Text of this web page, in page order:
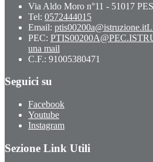
Via Aldo Moro n°11 - 51017
Tel: 0572444015
Email: ptis00200a@istruzione.it
PEC:
una mail
C.F.: 91005380471
Seguici su
Facebook
Youtube
Instagram
Sezione Link Utili